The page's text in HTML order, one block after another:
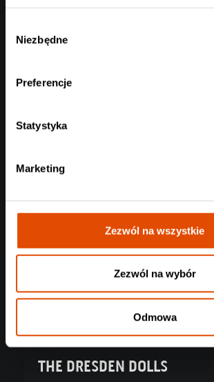
zgody
Niezbędne
Preferencje
Statystyka
Marketing
Zezwól na wszystkie
Zezwól na wybór
Odmowa
THE DRESDEN DOLLS